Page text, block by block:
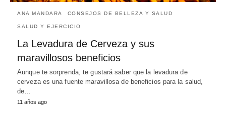
ANA MANDARA CONSEJOS DE BELLEZA Y SALUD
SALUD Y EJERCICIO
La Levadura de Cerveza y sus
maravillosos beneficios
Aunque te sorprenda, te gustará saber que la levadura de
cerveza es una fuente maravillosa de beneficios para la salud,
de…
11 años ago